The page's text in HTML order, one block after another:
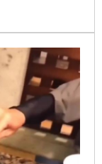
其他人是否